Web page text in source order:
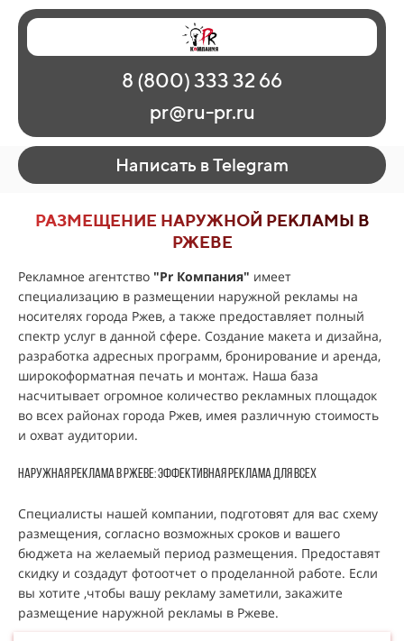
Главная
Наши работы
О рекламе
Регионы
Контакты
8 (800) 333 32 66
pr@ru-pr.ru
Написать в Telegram
РАЗМЕЩЕНИЕ НАРУЖНОЙ РЕКЛАМЫ В
РЖЕВЕ
Рекламное агентство "Pr Компания" имеет
специализацию в размещении наружной рекламы на
носителях города Ржев, а также предоставляет полный
спектр услуг в данной сфере. Создание макета и дизайна,
разработка адресных программ, бронирование и аренда,
широкоформатная печать и монтаж. Наша база
насчитывает огромное количество рекламных площадок
во всех районах города Ржев, имея различную стоимость
и охват аудитории.
Наружная реклама в Ржеве: эффективная реклама для всех
Специалисты нашей компании, подготовят для вас схему
размещения, согласно возможных сроков и вашего
бюджета на желаемый период размещения. Предоставят
скидку и создадут фотоотчет о проделанной работе. Если
вы хотите ,чтобы вашу рекламу заметили, закажите
размещение наружной рекламы в Ржеве.